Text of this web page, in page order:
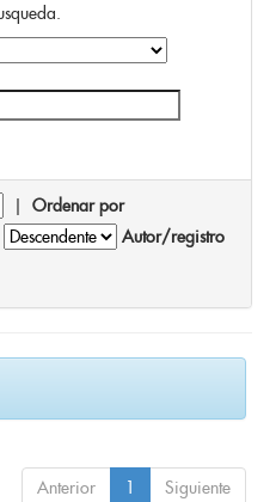
| Ordenar por
Autor/registro
Anterior 1 Siguiente